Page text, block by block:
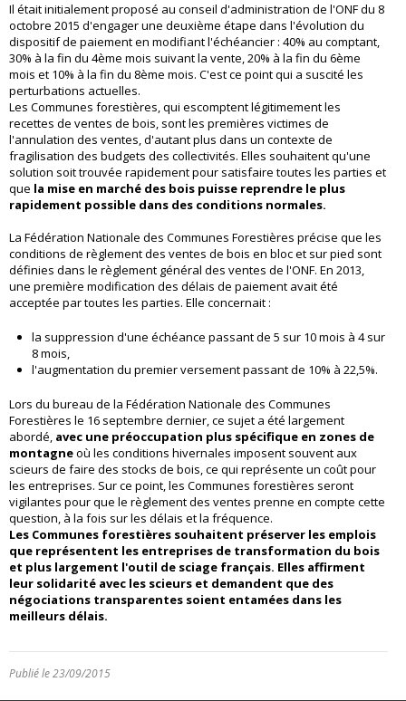
Il était initialement proposé au conseil d'administration de l'ONF du 8
octobre 2015 d'engager une deuxième étape dans l'évolution du
dispositif de paiement en modifiant l'échéancier : 40% au comptant,
30% à la fin du 4ème mois suivant la vente, 20% à la fin du 6ème
mois et 10% à la fin du 8ème mois. C'est ce point qui a suscité les
perturbations actuelles.
Les Communes forestières, qui escomptent légitimement les
recettes de ventes de bois, sont les premières victimes de
l'annulation des ventes, d'autant plus dans un contexte de
fragilisation des budgets des collectivités. Elles souhaitent qu'une
solution soit trouvée rapidement pour satisfaire toutes les parties et
que la mise en marché des bois puisse reprendre le plus
rapidement possible dans des conditions normales.
La Fédération Nationale des Communes Forestières précise que les
conditions de règlement des ventes de bois en bloc et sur pied sont
définies dans le règlement général des ventes de l'ONF. En 2013,
une première modification des délais de paiement avait été
acceptée par toutes les parties. Elle concernait :
la suppression d'une échéance passant de 5 sur 10 mois à 4 sur
8 mois,
l'augmentation du premier versement passant de 10% à 22,5%.
Lors du bureau de la Fédération Nationale des Communes
Forestières le 16 septembre dernier, ce sujet a été largement
abordé, avec une préoccupation plus spécifique en zones de
montagneoù les conditions hivernales imposent souvent aux
scieurs de faire des stocks de bois, ce qui représente un coût pour
les entreprises. Sur ce point, les Communes forestières seront
vigilantes pour que le règlement des ventes prenne en compte cette
question, à la fois sur les délais et la fréquence.
Les Communes forestières souhaitent préserver les emplois
que représentent les entreprises de transformation du bois
et plus largement l'outil de sciage français. Elles affirment
leur solidarité avec les scieurs et demandent que des
négociations transparentes soient entamées dans les
meilleurs délais.
Publié le 23/09/2015